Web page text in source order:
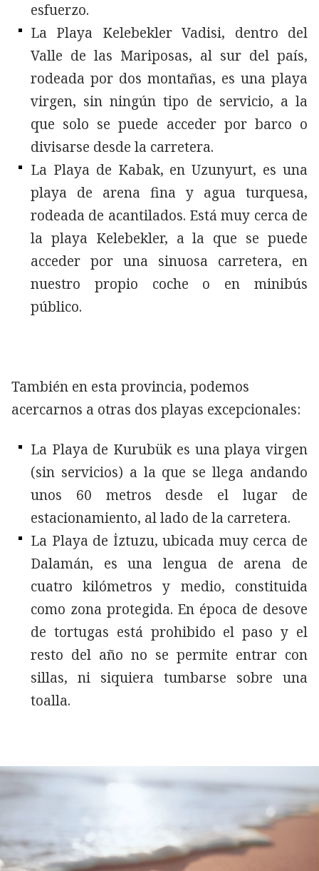
esfuerzo.
La Playa Kelebekler Vadisi, dentro del
Valle de las Mariposas, al sur del país,
rodeada por dos montañas, es una playa
virgen, sin ningún tipo de servicio, a la
que solo se puede acceder por barco o
divisarse desde la carretera.
La Playa de Kabak, en Uzunyurt, es una
playa de arena fina y agua turquesa,
rodeada de acantilados. Está muy cerca de
la playa Kelebekler, a la que se puede
acceder por una sinuosa carretera, en
nuestro propio coche o en minibús
público.
También en esta provincia, podemos
acercarnos a otras dos playas excepcionales:
La Playa de Kurubük es una playa virgen
(sin servicios) a la que se llega andando
unos 60 metros desde el lugar de
estacionamiento, al lado de la carretera.
La Playa de İztuzu, ubicada muy cerca de
Dalamán, es una lengua de arena de
cuatro kilómetros y medio, constituida
como zona protegida. En época de desove
de tortugas está prohibido el paso y el
resto del año no se permite entrar con
sillas, ni siquiera tumbarse sobre una
toalla.